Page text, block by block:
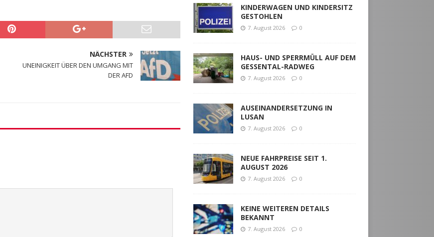
NÄCHSTER
UNEINIGKEIT ÜBER DEN UMGANG MIT
DER AFD
KINDERWAGEN UND KINDERSITZ
GESTOHLEN
7. August 2026 0
HAUS- UND SPERRMÜLL AUF DEM
GESSENTAL-RADWEG
7. August 2026 0
AUSEINANDERSETZUNG IN
LUSAN
7. August 2026 0
NEUE FAHRPREISE SEIT 1.
AUGUST 2026
7. August 2026 0
KEINE WEITEREN DETAILS
BEKANNT
7. August 2026 0